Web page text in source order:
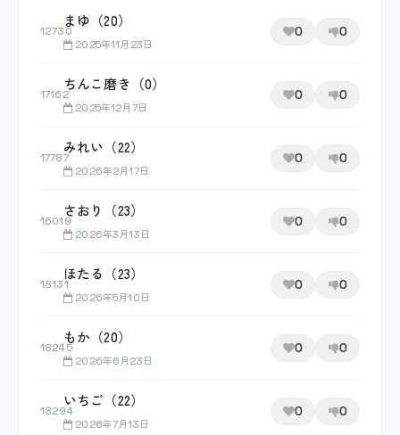
12730
まゆ（20）
2025年11月23日
0 0
17162
ちんこ磨き（0）
2025年12月7日
0 0
17787
みれい（22）
2026年2月17日
0 0
16019
さおり（23）
2026年3月13日
0 0
18131
ほたる（23）
2026年5月10日
0 0
18245
もか（20）
2026年6月23日
0 0
18294
いちご（22）
2026年7月13日
0 0